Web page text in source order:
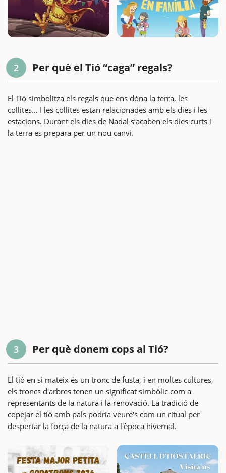
2 Per què el Tió “caga” regals?
El Tió simbolitza els regals que ens dóna la terra, les
collites… I les collites estan relacionades amb els dies i les
estacions. Durant els dies de Nadal s’acaben els dies curts i
la terra es prepara per un nou canvi.
3 Per què donem cops al Tió?
El tió en si mateix és un tronc de fusta, i en moltes cultures,
els troncs d'arbres tenen un significat simbòlic com a
representants de la natura i la renovació. La tradició de
copejar el tió amb pals podria veure's com un ritual per
despertar la força de la natura a l'època hivernal.